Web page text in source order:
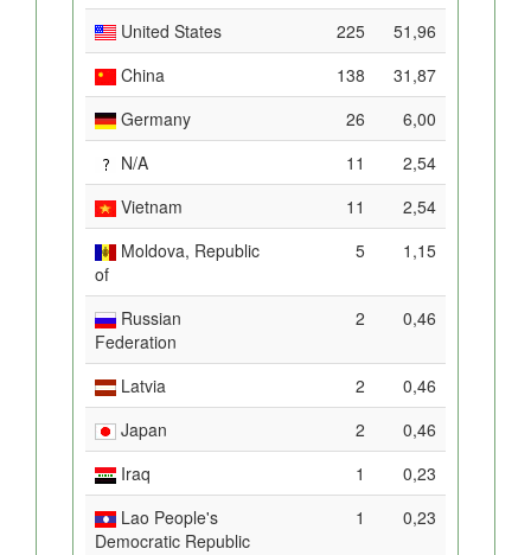
United States
225
51,96
China
138
31,87
Germany
26
6,00
N/A
11
2,54
Vietnam
11
2,54
Moldova, Republic
of
5 1,15
Russian
Federation
2 0,46
Latvia 2
0,46
Japan
2
0,46
Iraq
1
0,23
Lao People's
Democratic Republic
1 0,23